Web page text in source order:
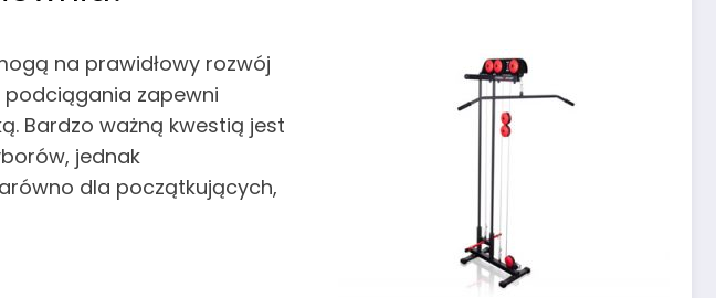
na prawidłowy rozwój
podciągania zapewni
Bardzo ważną kwestią jest
jednak
dla początkujących,